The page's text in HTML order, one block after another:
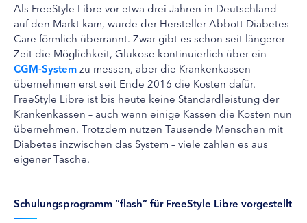
Als FreeStyle Libre vor etwa drei Jahren in Deutschland
auf den Markt kam, wurde der Hersteller Abbott Diabetes
Care förmlich überrannt. Zwar gibt es schon seit längerer
Zeit die Möglichkeit, Glukose kontinuierlich über ein
CGM-Systemzu messen, aber die Krankenkassen
übernehmen erst seit Ende 2016 die Kosten dafür.
FreeStyle Libre ist bis heute keine Standardleistung der
Krankenkassen – auch wenn einige Kassen die Kosten nun
übernehmen. Trotzdem nutzen Tausende Menschen mit
Diabetes inzwischen das System – viele zahlen es aus
eigener Tasche.
Schulungsprogramm “flash” für FreeStyle Libre vorgestellt